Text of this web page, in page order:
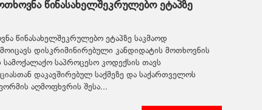
წინასახელშეკრულებო ეტაპზე
წინასახელშეკრულებო ეტაპზე საკმაოდ
დისკრიმინირებული კანდიდატის მოთხოვნის
სამოქალაქო საპროცესო კოდექსის თავს
დაკავშირებულ საქმეზე და საქართველოს
აღმოფხვრის შესა...